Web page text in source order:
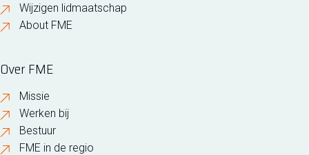
Wijzigen lidmaatschap
About FME
Over FME
Missie
Werken bij
Bestuur
FME in de regio